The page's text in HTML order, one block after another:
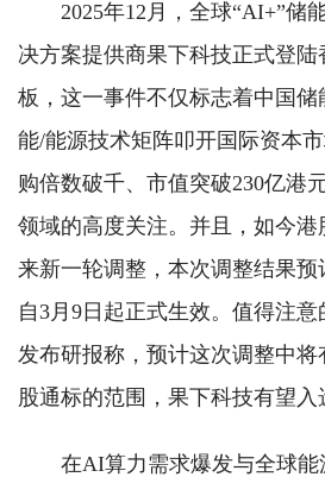
2025年12月，全球“AI+”储
决方案提供商果下科技正式登
板，这一事件不仅标志着中国储
能/能源技术矩阵叩开国际资本
购倍数破千、市值突破230亿港
领域的高度关注。并且，如今港
来新一轮调整，本次调整结果预
自3月9日起正式生效。值得注
发布研报称，预计这次调整中将
股通标的范围，果下科技有望入
在AI算力需求爆发与全球